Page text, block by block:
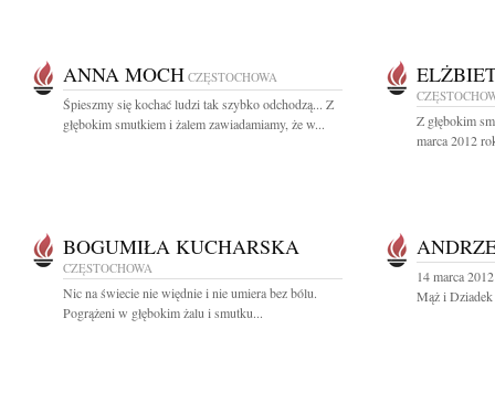
ANNA MOCH CZĘSTOCHOWA
Śpieszmy się kochać ludzi tak szybko odchodzą... Z
głębokim smutkiem i żalem zawiadamiamy, że w...
Z głębokim
marca 2012
BOGUMIŁA KUCHARSKA
CZĘSTOCHOWA
Nic na świecie nie więdnie i nie umiera bez bólu.
Pogrążeni w głębokim żalu i smutku...
14 marca
Mąż i Dziadek